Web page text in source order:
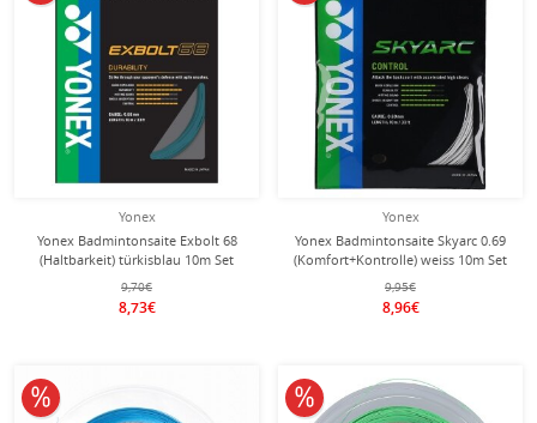
Yonex
Yonex Badmintonsaite Exbolt 68
(Haltbarkeit) türkisblau 10m Set
9,70€
8,73€
Yonex
Yonex Badmintonsaite Skyarc 0.69
(Komfort+Kontrolle) weiss 10m Set
9,95€
8,96€
10% reduziert 10% reduziert